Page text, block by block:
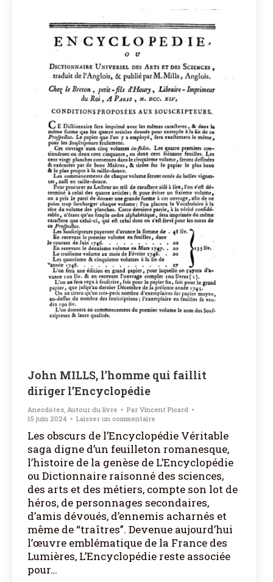
John MILLS, l’homme qui faillit
diriger l’Encyclopédie
Anecdotes, Autour du livre Par Vincent Picard
15 juin 2024
Laisser un commentaire
Les obscurs de l’Encyclopédie Véritable
saga digne d’un feuilleton romanesque,
l’histoire de la genèse de L’Encyclopédie
ou Dictionnaire raisonné des sciences,
des arts et des métiers, compte son lot de
héros, de personnages secondaires,
d’amis dévoués, d’ennemis acharnés et
même de “traîtres”. Devenue aujourd’hui
l’œuvre emblématique de la France des
Lumières, L’Encyclopédie reste associée
pour…